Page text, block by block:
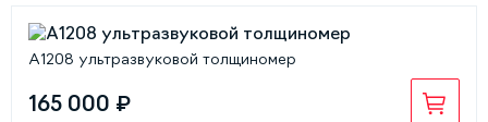
А1208 ультразвуковой толщиномер
165 000 ₽